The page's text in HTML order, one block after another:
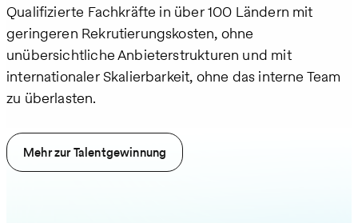
Qualifizierte Fachkräfte in über 100 Ländern mit
geringeren Rekrutierungskosten, ohne
unübersichtliche Anbieterstrukturen und mit
internationaler Skalierbarkeit, ohne das interne Team
zu überlasten.
Mehr zur Talentgewinnung